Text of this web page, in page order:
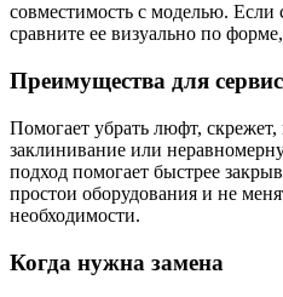
совместимость с моделью. Если
сравните ее визуально по
Преимущества для
Помогает убрать люфт, скрежет,
заклинивание или
подход помогает быстрее
простои оборудования и не
необходимости.
Когда нужна замена